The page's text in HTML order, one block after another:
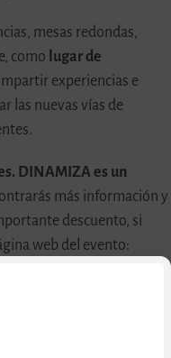
mesas redondas,
como lugar de
experiencias e
las nuevas vías de
DINAMIZA es un
más información y
descuento, si
web del evento: